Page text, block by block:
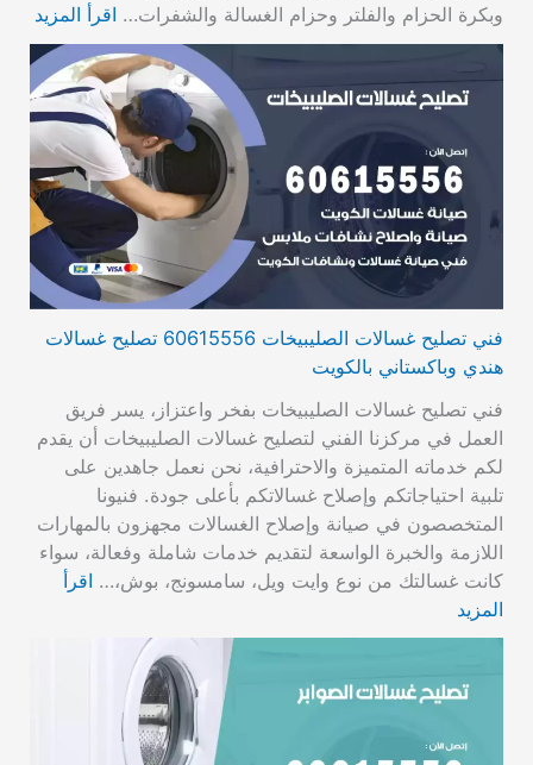
وبكرة الحزام والفلتر وحزام الغسالة والشفرات… اقرأ المزيد
فني تصليح غسالات الصليبيخات 60615556 تصليح غسالات
هندي وباكستاني بالكويت
فني تصليح غسالات الصليبيخات بفخر واعتزاز، يسر فريق
العمل في مركزنا الفني لتصليح غسالات الصليبيخات أن يقدم
لكم خدماته المتميزة والاحترافية، نحن نعمل جاهدين على
تلبية احتياجاتكم وإصلاح غسالاتكم بأعلى جودة. فنيونا
المتخصصون في صيانة وإصلاح الغسالات مجهزون بالمهارات
اللازمة والخبرة الواسعة لتقديم خدمات شاملة وفعالة، سواء
كانت غسالتك من نوع وايت ويل، سامسونج، بوش،… اقرأ
المزيد